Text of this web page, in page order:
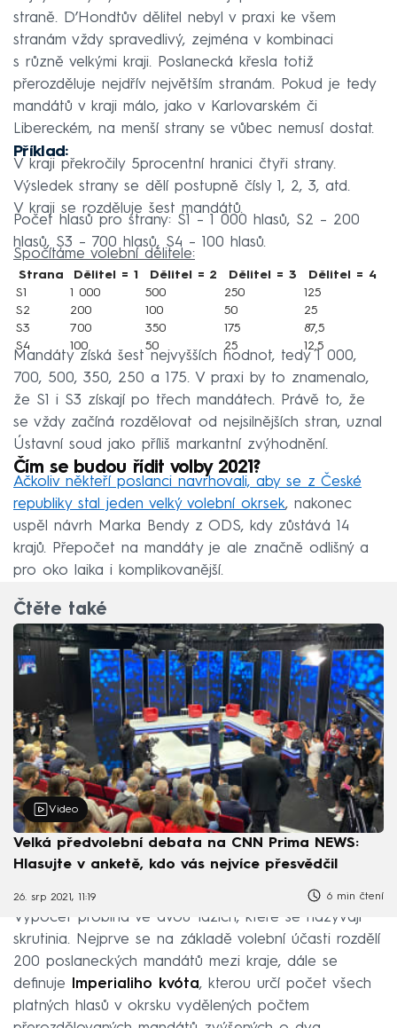
straně. D’Hondtův dělitel nebyl v praxi ke všem
stranám vždy spravedlivý, zejména v kombinaci
s různě velkými kraji. Poslanecká křesla totiž
přerozděluje nejdřív největším stranám. Pokud je tedy
mandátů v kraji málo, jako v Karlovarském či
Libereckém, na menší strany se vůbec nemusí dostat.
Příklad:
V kraji překročily 5procentní hranici čtyři strany.
Výsledek strany se dělí postupně čísly 1, 2, 3, atd.
V kraji se rozděluje šest mandátů.
Počet hlasů pro strany: S1 – 1 000 hlasů, S2 – 200
hlasů, S3 – 700 hlasů, S4 – 100 hlasů.
Spočítáme volební dělitele:
Strana Dělitel = 1 Dělitel = 2 Dělitel = 3
Dělitel = 4
S1
1 000 500 250
125
S2
200 100 50
25
S3
700 350 175
87,5
S4
100 50 25 12,5
Mandáty získá šest nejvyšších hodnot, tedy 1 000,
700, 500, 350, 250 a 175. V praxi by to znamenalo,
že S1 i S3 získají po třech mandátech. Právě to, že
se vždy začíná rozdělovat od nejsilnějších stran, uznal
Ústavní soud jako příliš markantní zvýhodnění.
Čím se budou řídit volby 2021?
Ačkoliv někteří poslanci navrhovali, aby se z České
republiky stal jeden velký volební okrsek, nakonec
uspěl návrh Marka Bendy z ODS, kdy zůstává 14
krajů. Přepočet na mandáty je ale značně odlišný a
pro oko laika i komplikovanější.
Čtěte také
Video
Velká předvolební debata na CNN Prima NEWS:
Hlasujte v anketě, kdo vás nejvíce přesvědčil
26. srp 2021, 11:19 6 min čtení
Výpočet probíhá ve dvou fázích, které se nazývají
skrutinia. Nejprve se na základě volební účasti rozdělí
200 poslaneckých mandátů mezi kraje, dále se
definuje
Imperialiho kvóta, kterou určí počet všech
platných hlasů v okrsku vydělených počtem